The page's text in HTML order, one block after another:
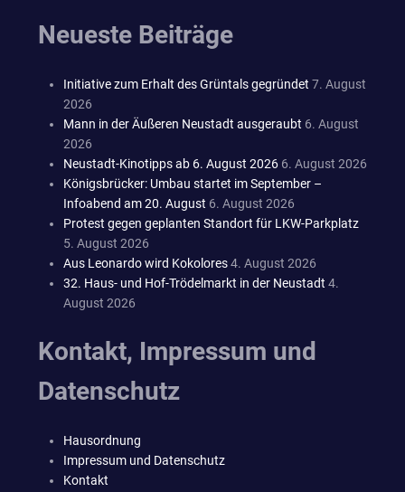
Neueste Beiträge
Initiative zum Erhalt des Grüntals gegründet 7. August
2026
Mann in der Äußeren Neustadt ausgeraubt 6. August
2026
Neustadt-Kinotipps ab 6. August 2026 6. August 2026
Königsbrücker: Umbau startet im September –
Infoabend am 20. August 6. August 2026
Protest gegen geplanten Standort für LKW-Parkplatz
5. August 2026
Aus Leonardo wird Kokolores4. August 2026
32. Haus- und Hof-Trödelmarkt in der Neustadt 4.
August 2026
Kontakt, Impressum und
Datenschutz
Hausordnung
Impressum und Datenschutz
Kontakt